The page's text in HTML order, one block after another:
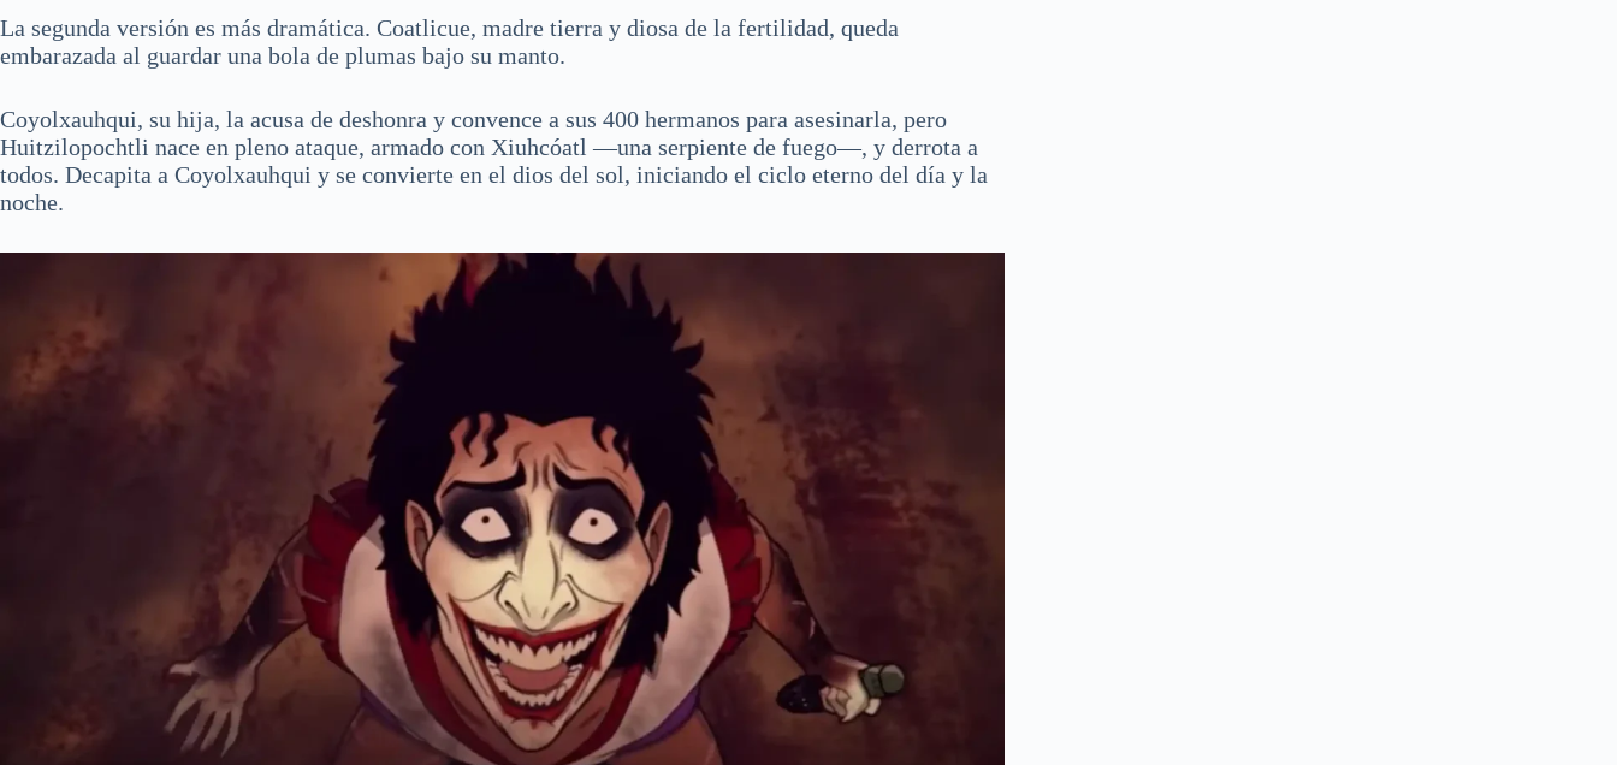
La segunda versión es más dramática. Coatlicue, madre tierra y diosa de la fertilidad, queda
embarazada al guardar una bola de plumas bajo su manto.
Coyolxauhqui, su hija, la acusa de deshonra y convence a sus 400 hermanos para asesinarla, pero
Huitzilopochtli nace en pleno ataque, armado con Xiuhcóatl —una serpiente de fuego—, y derrota a
todos. Decapita a Coyolxauhqui y se convierte en el dios del sol, iniciando el ciclo eterno del día y la
noche.